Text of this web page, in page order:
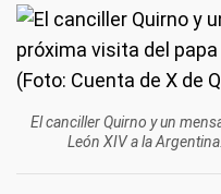
El canciller Quirno y un
León XIV a la